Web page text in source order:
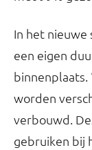
In het nieuwe
een eigen
worden
verbouwd.
gebruiken bij